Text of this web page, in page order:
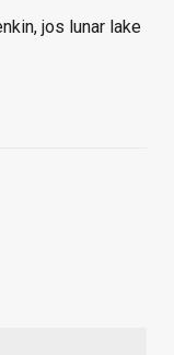
jos lunar lake